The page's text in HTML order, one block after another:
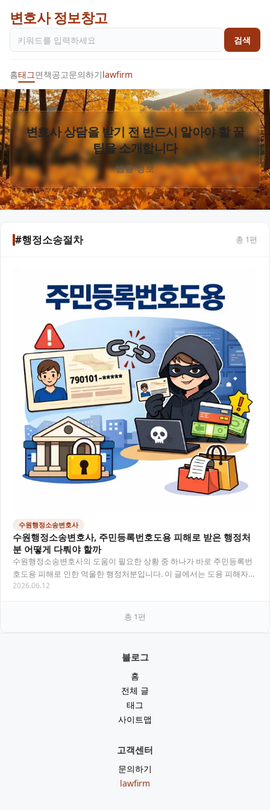
변호사 정보창고
검색
홈태그면책공고문의하기lawfirm
변호사 상담을 받기 전 반드시 알아야 할 꿀
팁을 소개합니다
법률 정보
#행정소송절차 총 1편
수원행정소송변호사
수원행정소송변호사, 주민등록번호도용 피해로 받은 행정처
분 어떻게 다뤄야 할까
수원행정소송변호사의 도움이 필요한 상황 중 하나가 바로 주민등록번
호도용 피해로 인한 억울한 행정처분입니다. 이 글에서는 도용 피해자가
취할 수 있는 법적 대응 전략과 행정소송 절차…
2026.06.12
총 1편
블로그
홈
전체 글
태그
사이트맵
고객센터
문의하기
lawfirm